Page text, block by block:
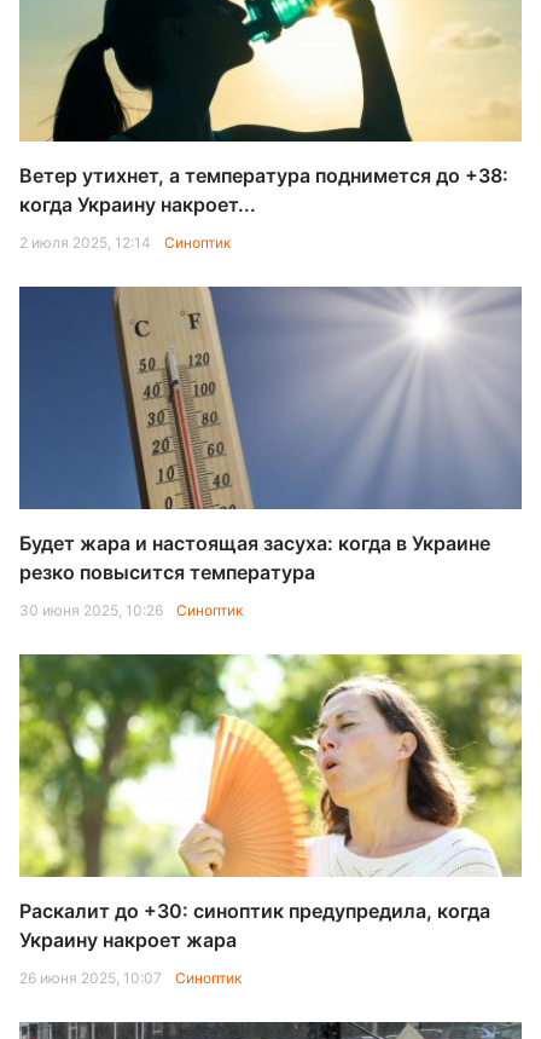
Ветер утихнет, а температура поднимется до +38:
когда Украину накроет...
2 июля 2025, 12:14 Синоптик
Будет жара и настоящая засуха: когда в Украине
резко повысится температура
30 июня 2025, 10:26 Синоптик
Раскалит до +30: синоптик предупредила, когда
Украину накроет жара
26 июня 2025, 10:07 Синоптик